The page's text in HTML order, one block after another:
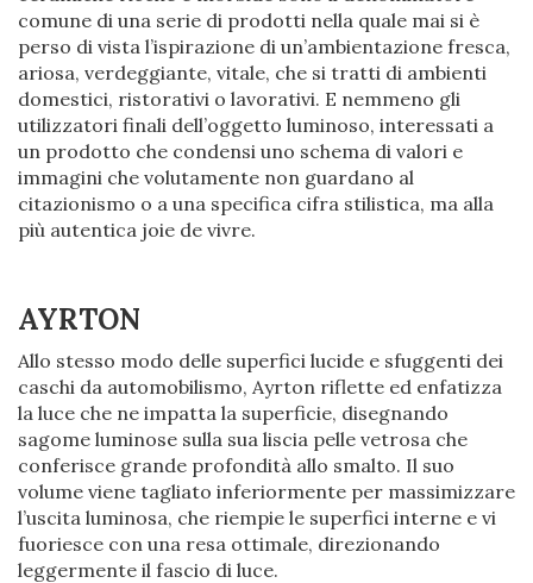
comune di una serie di prodotti nella quale mai si è
perso di vista l’ispirazione di un’ambientazione fresca,
ariosa, verdeggiante, vitale, che si tratti di ambienti
domestici, ristorativi o lavorativi. E nemmeno gli
utilizzatori finali dell’oggetto luminoso, interessati a
un prodotto che condensi uno schema di valori e
immagini che volutamente non guardano al
citazionismo o a una specifica cifra stilistica, ma alla
più autentica joie de vivre.
AYRTON
Allo stesso modo delle superfici lucide e sfuggenti dei
caschi da automobilismo, Ayrton riflette ed enfatizza
la luce che ne impatta la superficie, disegnando
sagome luminose sulla sua liscia pelle vetrosa che
conferisce grande profondità allo smalto. Il suo
volume viene tagliato inferiormente per massimizzare
l’uscita luminosa, che riempie le superfici interne e vi
fuoriesce con una resa ottimale, direzionando
leggermente il fascio di luce.